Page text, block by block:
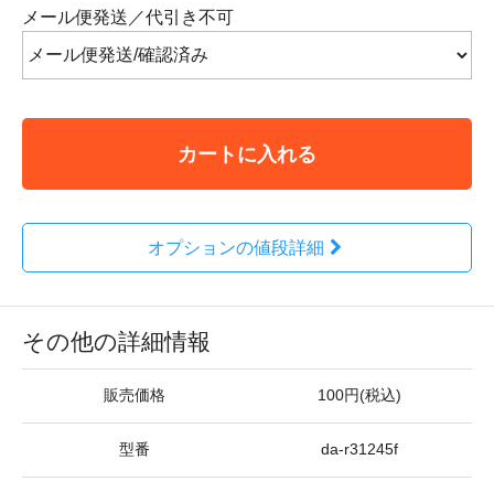
メール便発送／代引き不可
カートに入れる
オプションの値段詳細
その他の詳細情報
販売価格 100円(税込)
型番 da-r31245f